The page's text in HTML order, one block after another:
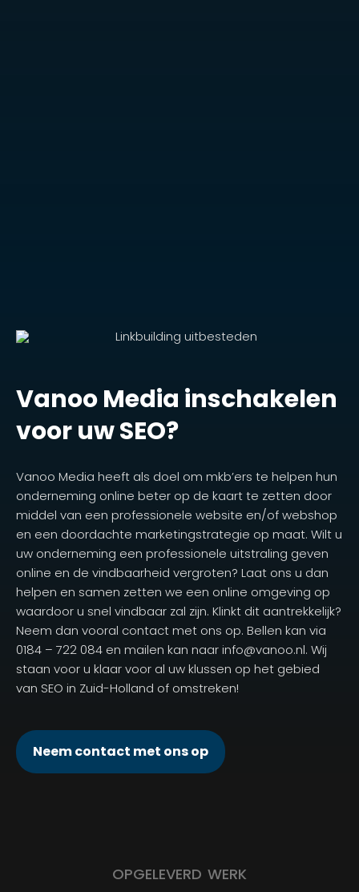
Vanoo Media inschakelen
voor uw SEO?
Vanoo Media heeft als doel om mkb’ers te helpen hun
onderneming online beter op de kaart te zetten door
middel van een professionele website en/of webshop
en een doordachte marketingstrategie op maat. Wilt u
uw onderneming een professionele uitstraling geven
online en de vindbaarheid vergroten? Laat ons u dan
helpen en samen zetten we een online omgeving op
waardoor u snel vindbaar zal zijn. Klinkt dit aantrekkelijk?
Neem dan vooral contact met ons op. Bellen kan via
0184 – 722 084 en mailen kan naar info@vanoo.nl. Wij
staan voor u klaar voor al uw klussen op het gebied
van SEO in Zuid-Holland of omstreken!
Neem contact met ons op
OPGELEVERD WERK